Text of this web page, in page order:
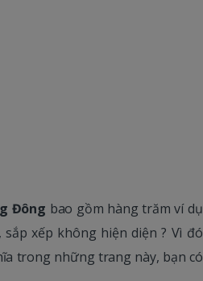
Đông bao gồm hàng trăm ví dụ
xếp không hiện diện ? Vì đó
trong những trang này, bạn có